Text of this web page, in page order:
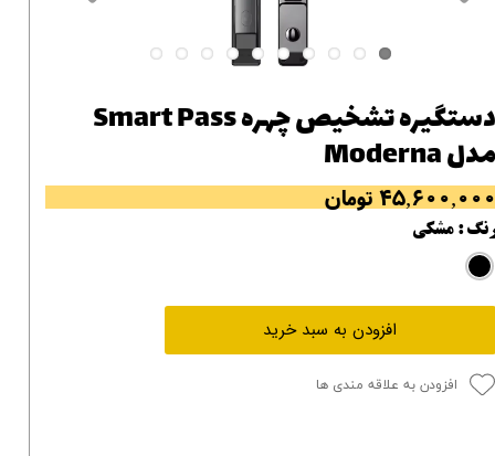
دستگیره تشخیص چهره Smart Pass
مدل Moderna
۴۵,۶۰۰,۰۰۰ تومان
رنگ: مشکی
افزودن به سبد خرید
افزودن به علاقه مندی ها